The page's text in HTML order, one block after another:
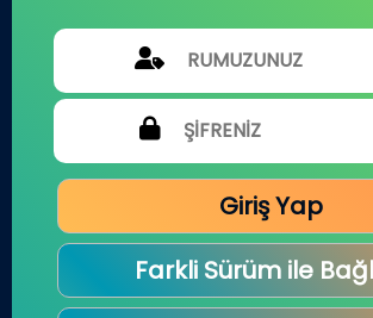
Giriş Yap
Farkli Sürüm ile